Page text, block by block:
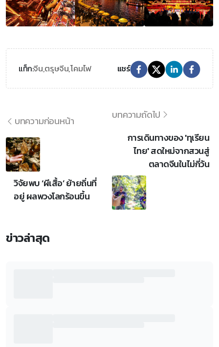
แท็ก:จีน,ตรุษจีน,โคมไฟ แชร์
บทความก่อนหน้า
วิจัยพบ ‘ผีเสื้อ’ ย้ายถิ่นที่
อยู่ ผลพวงโลกร้อนขึ้น
บทความถัดไป
การเดินทางของ 'ทุเรียน
ไทย' สดใหม่จากสวนสู่
ตลาดจีนในไม่กี่วัน
ข่าวล่าสุด